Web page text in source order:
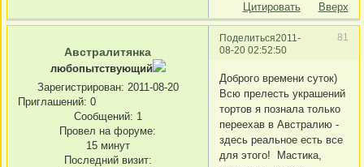
Цитировать Вверх
Поделиться 81
2011-
08-20 02:52:50
Австралитянка
любопытствующий
Зарегистрирован: 2011-08-20
Приглашений: 0
Сообщений: 1
Провел на форуме:
15 минут
Последний визит:
Доброго времени суток)
Всю прелесть украшений
тортов я познала только
переехав в Австралию -
здесь реальное есть все
для этого! Мастика,